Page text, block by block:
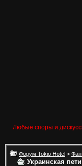
Любые споры и
Форум Tokio Hotel >
Украинская